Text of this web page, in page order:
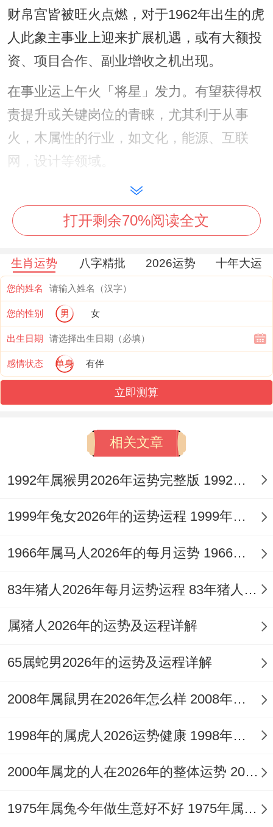
财帛宫皆被旺火点燃，对于1962年出生的虎
人此象主事业上迎来扩展机遇，或有大额投
资、项目合作、副业增收之机出现。
在事业运上午火「将星」发力。有望获得权
责提升或关键岗位的青睐，尤其利于从事
火，木属性的行业，如文化，能源、互联
网，设计等领域。
然「比肩夺财」之象亦隐伏其中马上在合作
与竞争中易有同僚、伙伴分夺功劳与利益，
表面风光之下，实际利润被摊薄，或为项目
垫资、投入超出预期，更需警惕者，是「伤
官见官」的风险。
因火旺极则生土，土为壬水之官杀，流年火
土燥烈，伤官（寅中甲木）气盛，易与官杀
（土）发生冲突，主在规章、合同、上级关
系处理中因言辞不当、行为过激而引发是非
纠纷，甚至官非文书之事，到了下半年金水
进气之时此种压力方可稍缓。
舵」，忌孤注一掷，尤其夏季火旺之时投资
决策最要谨慎。
业气场，可随身佩戴祥安阁九艳利贵手链，
以九紫离火贵人星之气，增强人缘，转化竞
离口舌。
2026年感情家庭与健康运势
感情宫位受丙午流年冲击。看起来是「桃花
主，财星过旺对于男命来讲主异性缘分增
多，然此缘分多为露水情缘或利益纠葛，易
稳定。
打开剩余70%阅读全文
生肖运势 八字精批 2026运势 十年大运
您的姓名
您的性别 男 女
出生日期
感情状态 单身 有伴
立即测算
相关文章
1992年属猴男2026年运势完整版 1992年属猴男和1996年属鼠女婚配
1999年兔女2026年的运势运程 1999年兔女和1999年兔男相配吗
1966年属马人2026年的每月运势 1966年属马人的财气
83年猪人2026年每月运势运程 83年猪人2026年运势运程每月运程
属猪人2026年的运势及运程详解
65属蛇男2026年的运势及运程详解
2008年属鼠男在2026年怎么样 2008年属鼠男2026年运势每月运势
1998年的属虎人2026运势健康 1998年属虎是什么命
2000年属龙的人在2026年的整体运势 2000年属龙的大利月是几月
1975年属兔今年做生意好不好 1975年属兔人做什么生意合适